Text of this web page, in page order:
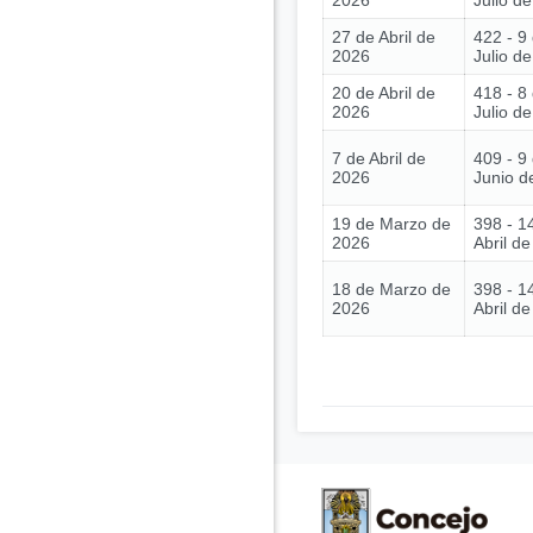
27 de Abril de
2026
422 - 9
Julio
20 de Abril de
2026
418 - 8
Julio
7 de Abril de
2026
409 - 9
Junio
19 de Marzo de
2026
398 -
Abril
18 de Marzo de
2026
398 -
Abril